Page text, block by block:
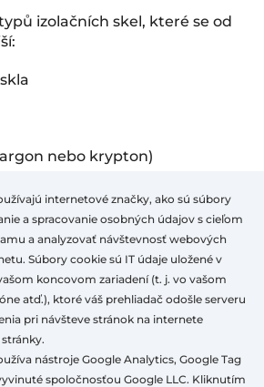
izolačních skel, které se od
nebo krypton)
jedvojsklo, které se skládá ze
rámečku, který je
volbou pro standardní
V tomto paketu jsou dvě
vrstvami, které
díky tepelné izolaci.
lze použít i u velkoformátových
internetové značky, ako sú súbory
a spracovanie osobných údajov s cieľom
a analyzovať návštevnosť webových
Súbory cookie sú IT údaje uložené v
koncovom zariadení (t. j. vo vašom
atď.), ktoré váš prehliadač odošle serveru
pri návšteve stránok na internete
nástroje Google Analytics, Google Tag
spoločnosťou Google LLC. Kliknutím